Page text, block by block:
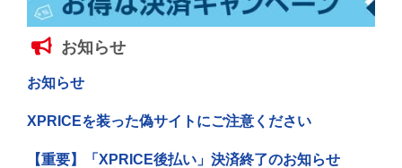
お知らせ
お知らせ
XPRICEを装った偽サイトにご注意ください
【重要】「XPRICE後払い」決済終了のお知らせ